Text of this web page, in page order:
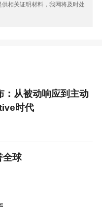
相关证明材料，我网将及时处
从被动响应到主动
时代
全球